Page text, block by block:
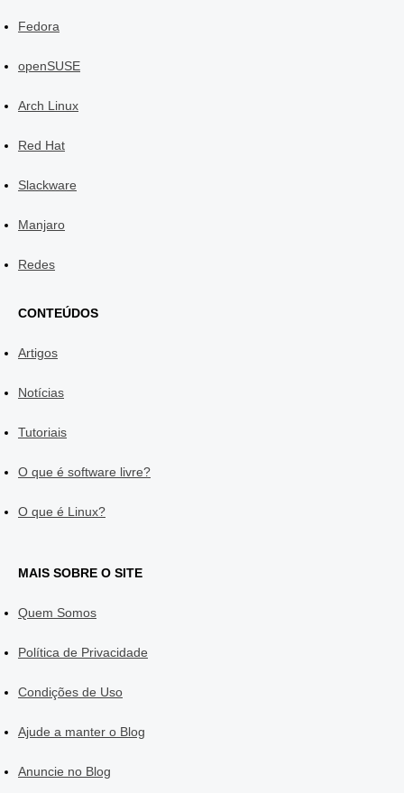
Fedora
openSUSE
Arch Linux
Red Hat
Slackware
Manjaro
Redes
CONTEÚDOS
Artigos
Notícias
Tutoriais
O que é software livre?
O que é Linux?
MAIS SOBRE O SITE
Quem Somos
Política de Privacidade
Condições de Uso
Ajude a manter o Blog
Anuncie no Blog